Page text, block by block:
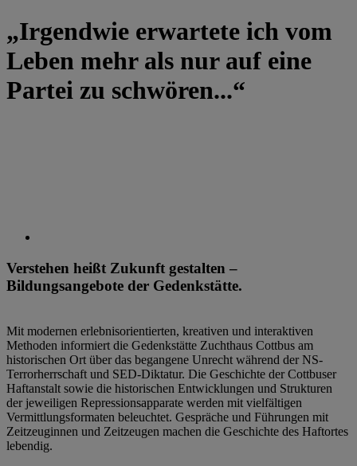
„Irgendwie erwartete ich vom
Leben mehr als nur auf eine
Partei zu schwören...“
Verstehen heißt Zukunft gestalten –
Bildungsangebote der Gedenkstätte.
Mit modernen erlebnisorientierten, kreativen und interaktiven
Methoden informiert die Gedenkstätte Zuchthaus Cottbus am
historischen Ort über das begangene Unrecht während der NS-
Terrorherrschaft und SED-Diktatur. Die Geschichte der Cottbuser
Haftanstalt sowie die historischen Entwicklungen und Strukturen
der jeweiligen Repressionsapparate werden mit vielfältigen
Vermittlungsformaten beleuchtet. Gespräche und Führungen mit
Zeitzeuginnen und Zeitzeugen machen die Geschichte des Haftortes
lebendig.